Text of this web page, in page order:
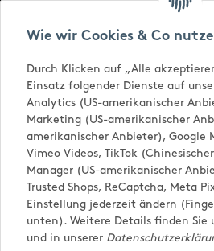
Versandkostenfrei
Wie wir Cookies & Co
Durch Klicken auf „Alle
Einsatz folgender Dienste auf
Analytics (US-amerikanischer
Marketing (US-amerikanischer
amerikanischer Anbieter), Google
Vimeo Videos, TikTok
Manager (US-amerikanischer
Trusted Shops, ReCaptcha, Meta
Einstellung jederzeit ändern
unten). Weitere Details finden Sie
und in unserer